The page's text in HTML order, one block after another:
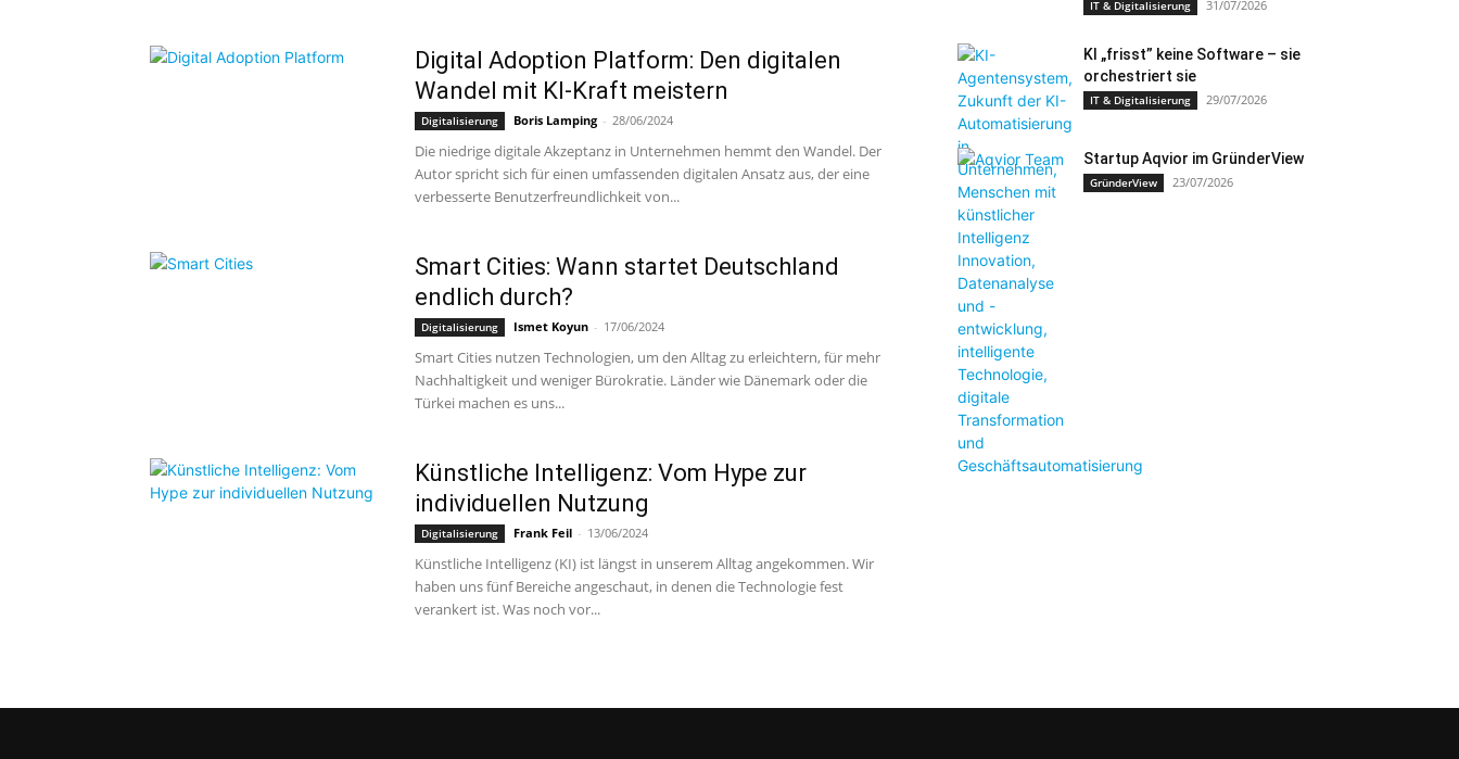
Digital Adoption Platform: Den digitalen
Wandel mit KI-Kraft meistern
Digitalisierung Boris Lamping - 28/06/2024
Die niedrige digitale Akzeptanz in Unternehmen hemmt den Wandel. Der
Autor spricht sich für einen umfassenden digitalen Ansatz aus, der eine
verbesserte Benutzerfreundlichkeit von...
Smart Cities: Wann startet Deutschland
endlich durch?
Digitalisierung Ismet Koyun - 17/06/2024
Smart Cities nutzen Technologien, um den Alltag zu erleichtern, für mehr
Nachhaltigkeit und weniger Bürokratie. Länder wie Dänemark oder die
Türkei machen es uns...
Künstliche Intelligenz: Vom Hype zur
individuellen Nutzung
Digitalisierung Frank Feil - 13/06/2024
Künstliche Intelligenz (KI) ist längst in unserem Alltag angekommen. Wir
haben uns fünf Bereiche angeschaut, in denen die Technologie fest
verankert ist. Was noch vor...
IT & Digitalisierung 31/07/2026
KI „frisst” keine Software – sie
orchestriert sie
IT & Digitalisierung 29/07/2026
Startup Aqvior im GründerView
GründerView 23/07/2026